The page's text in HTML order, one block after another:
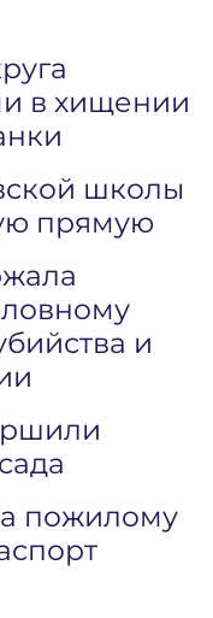
в хищении
школы
прямую
и
пожилому